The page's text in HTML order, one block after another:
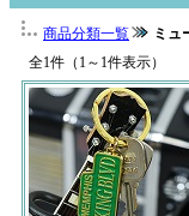
商品分類一覧
ミュ
全1件（1～1件表示）